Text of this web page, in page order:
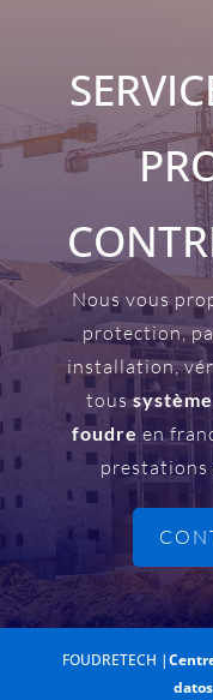
Nous vous
protection,
installation,
tous
foudre en
prestations
FOUDRETECH |
datos